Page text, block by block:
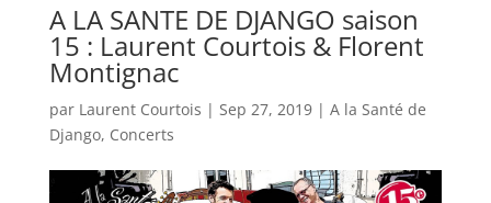
A LA SANTE DE DJANGO saison
15 : Laurent Courtois & Florent
Montignac
par Laurent Courtois | Sep 27, 2019| A la Santé de
Django, Concerts